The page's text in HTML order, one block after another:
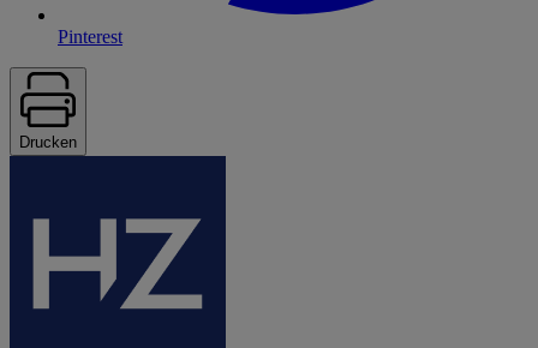
Pinterest
Drucken